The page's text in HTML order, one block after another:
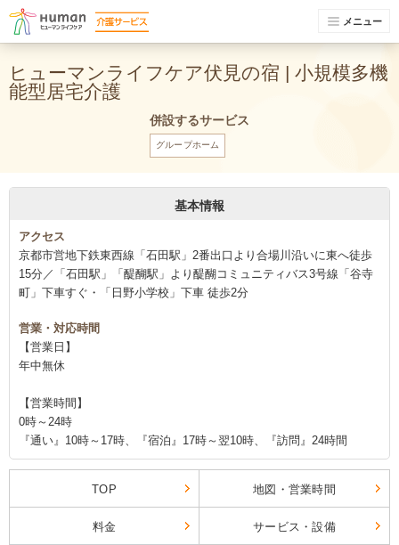
メニュー
ヒューマンライフケア伏見の宿 | 小規模多機
能型居宅介護
併設するサービス
グループホーム
基本情報
アクセス
京都市営地下鉄東西線「石田駅」2番出口より合場川沿いに東へ徒歩
15分／「石田駅」「醍醐駅」より醍醐コミュニティバス3号線「谷寺
町」下車すぐ・「日野小学校」下車 徒歩2分
営業・対応時間
【営業日】
年中無休
【営業時間】
0時～24時
『通い』10時～17時、『宿泊』17時～翌10時、『訪問』24時間
TOP 地図・営業時間
料金 サービス・設備